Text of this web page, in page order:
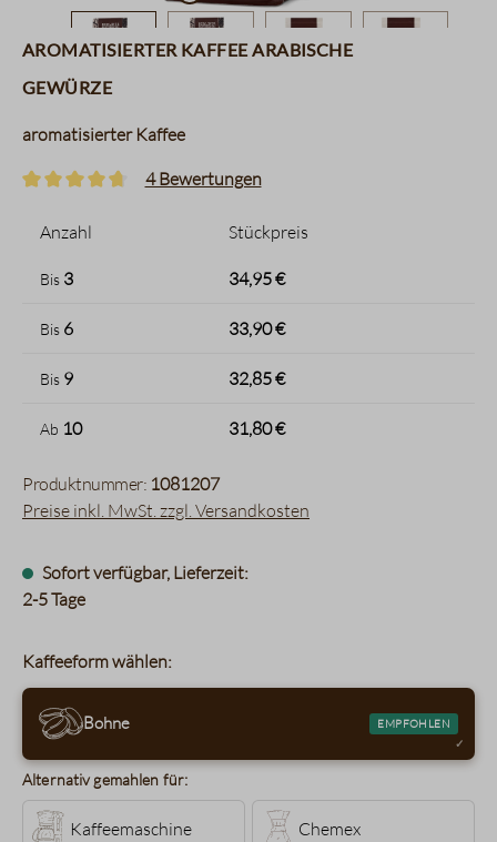
aromatisierter Kaffee arabische
Gewürze
aromatisierter Kaffee
4 Bewertungen
Anzahl Stückpreis
Bis 3 34,95 €
Bis 6 33,90 €
Bis 9 32,85 €
Ab 10 31,80 €
Produktnummer: 1081207
Preise inkl. MwSt. zzgl. Versandkosten
Sofort verfügbar, Lieferzeit:
2-5 Tage
Kaffeeform wählen:
Bohne EMPFOHLEN
Alternativ gemahlen für:
Kaffeemaschine Chemex